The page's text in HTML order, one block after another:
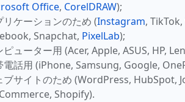
Office, CorelDRAW);
リケーションのため (Instagram, TikTok,
Snapchat, PixelLab);
ピューター用 (Acer, Apple, ASUS, HP,
電話用 (iPhone, Samsung, Google,
ブサイトのため (WordPress, HubSpot,
Shopify).